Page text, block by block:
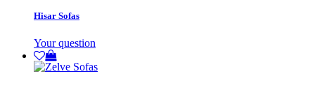
Hisar Sofas
Your question